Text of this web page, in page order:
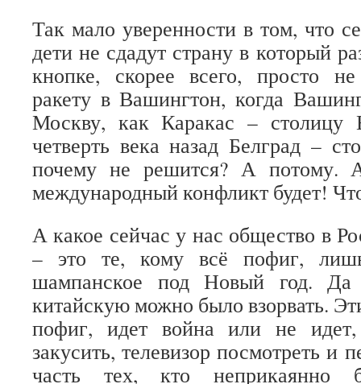
Так мало уверенности в том, что
дети не сдадут страну в который
кнопке, скорее всего, просто
ракету в Вашингтон, когда
Москву, как Каракас – столицу
четверть века назад Белград –
почему не решится? А потому.
международный конфликт будет!
А какое сейчас у нас общество в
– это те, кому всё пофиг,
шампанское под Новый год. Да
китайскую можно было взорвать.
пофиг, идет война или не
закусить, телевизор посмотреть и
часть тех, кто неприкаянно